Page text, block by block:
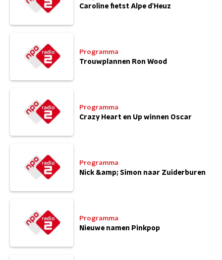
Caroline fietst Alpe d'Heuz
Programma
Trouwplannen Ron Wood
Programma
Crazy Heart en Up winnen Oscar
Programma
Nick &amp; Simon naar Zuiderburen
Programma
Nieuwe namen Pinkpop